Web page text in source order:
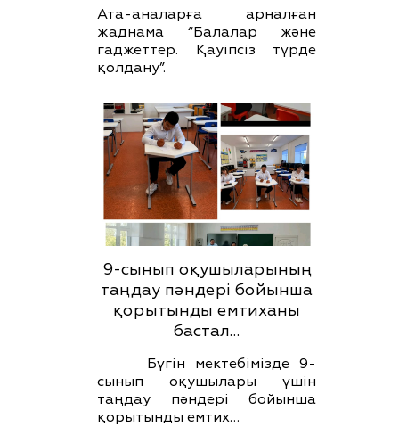
Ата-аналарға арналған
жаднама “Балалар және
гаджеттер. Қауіпсіз түрде
қолдану”.
9-сынып оқушыларының
таңдау пәндері бойынша
қорытынды емтиханы
бастал…
Бүгін мектебімізде 9-
сынып оқушылары үшін
таңдау пәндері бойынша
қорытынды емтих…